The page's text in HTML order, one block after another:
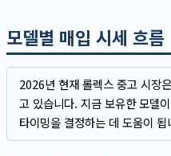
모델별 매입 시세 흐름
2026년 현재 롤렉스 중고 시장
고 있습니다. 지금 보유한 모델
타이밍을 결정하는 데 도움이 됩